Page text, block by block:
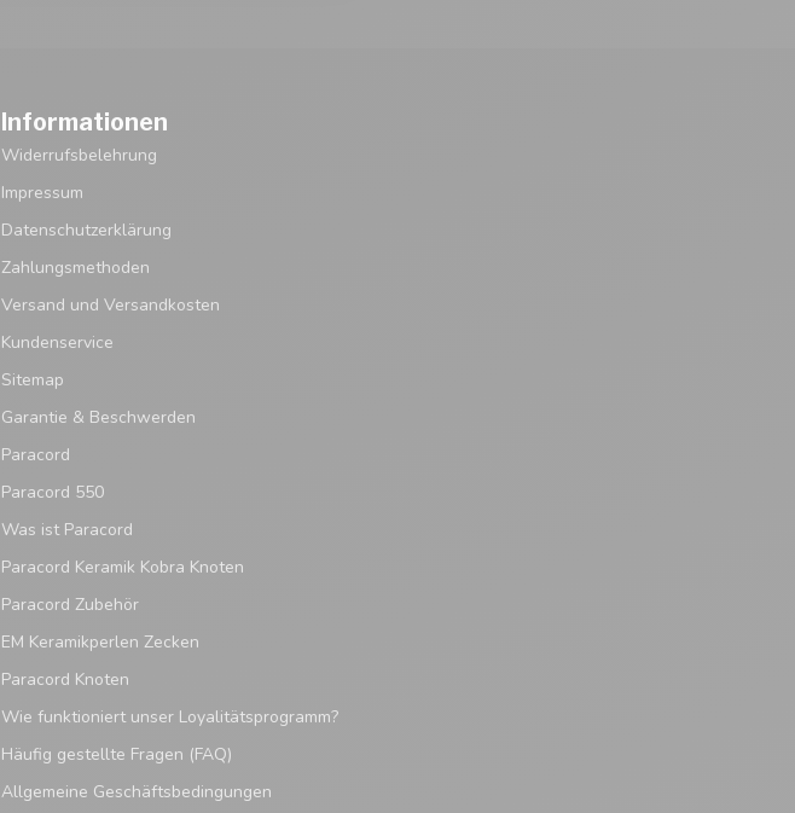
Informationen
Widerrufsbelehrung
Impressum
Datenschutzerklärung
Zahlungsmethoden
Versand und Versandkosten
Kundenservice
Sitemap
Garantie & Beschwerden
Paracord
Paracord 550
Was ist Paracord
Paracord Keramik Kobra Knoten
Paracord Zubehör
EM Keramikperlen Zecken
Paracord Knoten
Wie funktioniert unser Loyalitätsprogramm?
Häufig gestellte Fragen (FAQ)
Allgemeine Geschäftsbedingungen